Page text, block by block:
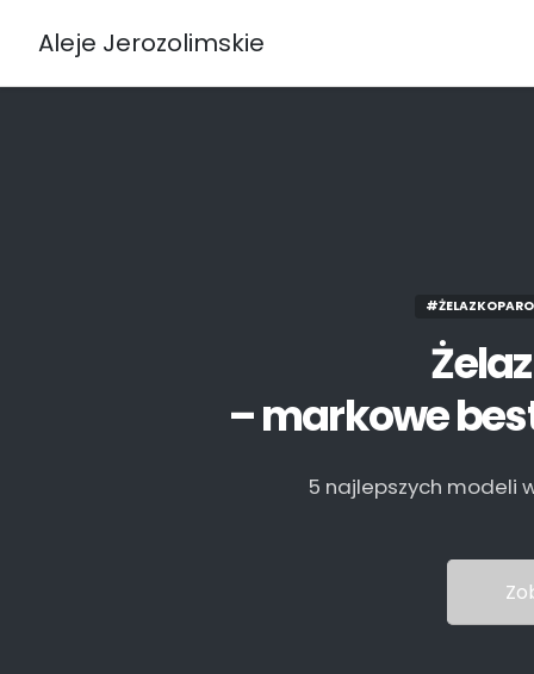
Aleje Jerozolimskie
– markowe
5 najlepszych modeli